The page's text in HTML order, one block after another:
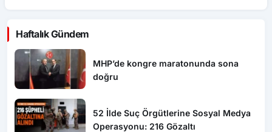
Haftalık Gündem
MHP’de kongre maratonunda sona
doğru
52 İlde Suç Örgütlerine Sosyal Medya
Operasyonu: 216 Gözaltı